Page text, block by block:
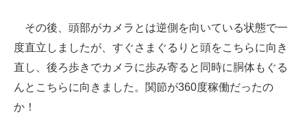
その後、頭部がカメラとは逆側を向いている状態で一
度直立しましたが、すぐさまぐるりと頭をこちらに向き
直し、後ろ歩きでカメラに歩み寄ると同時に胴体もぐる
んとこちらに向きました。関節が360度稼働だったの
か！